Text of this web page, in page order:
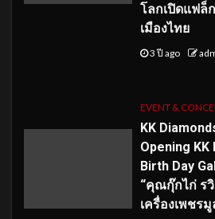
โลกเปิดแฟล็
เมืองไทย
3 ปี ago
EVENT &
KK
Opening KK
Birth Day
“คุณกุ๊กไก่ ร
เครื่องเพชร